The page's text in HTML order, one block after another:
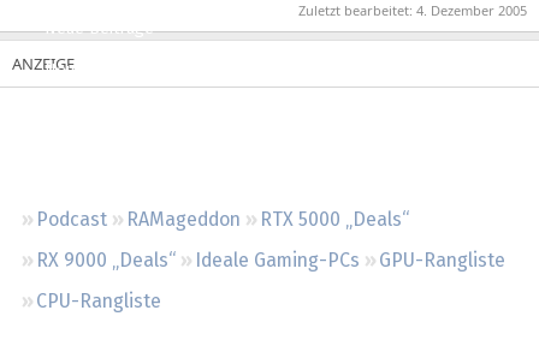
Neue Beiträge
Neueste Aktivitäten
Podcast RAMageddon
RTX 5000 „Deals“
RX 9000 „Deals“
Ideale Gaming-PCs
GPU-Rangliste
CPU-Rangliste
Zuletzt bearbeitet: 4. Dezember 2005